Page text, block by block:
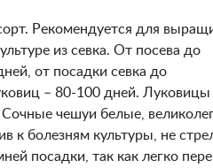
Рекомендуется для
из севка. От посева до
от посадки севка до
– 80-100 дней. Луковицы
чешуи белые,
к болезням культуры, не
посадки, так как легко